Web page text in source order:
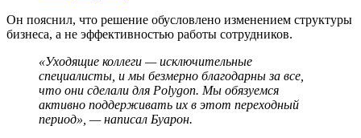
Он пояснил, что решение обусловлено изменением структуры
бизнеса, а не эффективностью работы сотрудников.
«Уходящие коллеги — исключительные
специалисты, и мы безмерно благодарны за все,
что они сделали для Polygon. Мы обязуемся
активно поддерживать их в этот переходный
период», — написал Буарон.